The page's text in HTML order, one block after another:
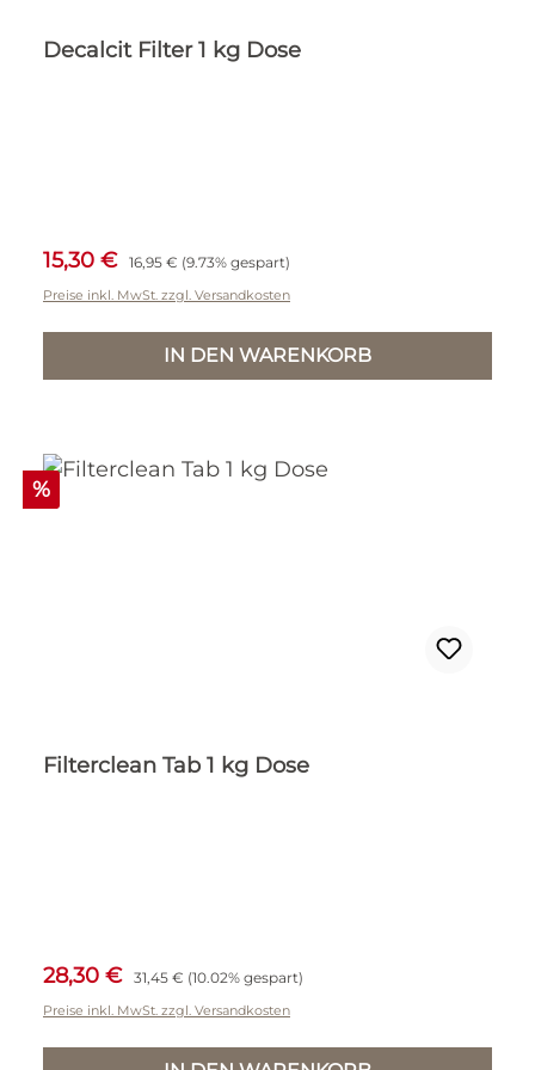
Decalcit Filter 1 kg Dose
Verkaufspreis:
15,30 € Regulärer Preis:
16,95 € (9.73% gespart)
Preise inkl. MwSt. zzgl. Versandkosten
IN DEN WARENKORB
Rabatt
%
Filterclean Tab 1 kg Dose
Verkaufspreis:
28,30 € Regulärer Preis:
31,45 € (10.02% gespart)
Preise inkl. MwSt. zzgl. Versandkosten